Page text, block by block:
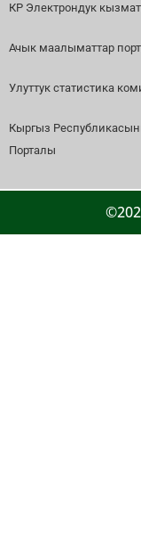
КР Электрондук
Ачык маалыматтар
Улуттук статистика
Кыргыз
Порталы